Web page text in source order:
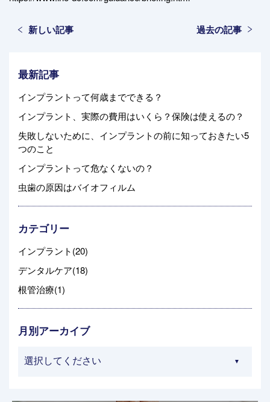
新しい記事 過去の記事
最新記事
インプラントって何歳までできる？
インプラント、実際の費用はいくら？保険は使えるの？
失敗しないために、インプラントの前に知っておきたい5
つのこと
インプラントって危なくないの？
虫歯の原因はバイオフィルム
カテゴリー
インプラント(20)
デンタルケア(18)
根管治療(1)
月別アーカイブ